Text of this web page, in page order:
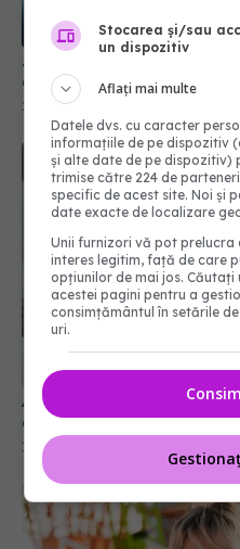
Ziua Internațională a
era digitală
20 mar 2026, 11:41
Ai avut un vis urât ? De
după ce te trezești
13 iul 2026, 08:45
Stocarea și/sau
un dispozitiv
Aflați mai multe
Datele dvs. cu caracter
informațiile de pe dispozitiv
și alte date de pe dispozitiv)
trimise către 224 de
specific de acest site. Noi și
date exacte de localizare
Unii furnizori vă pot
interes legitim, față de care
opțiunilor de mai jos. Căutați
acestei pagini pentru a
consimțământul în setările
uri.